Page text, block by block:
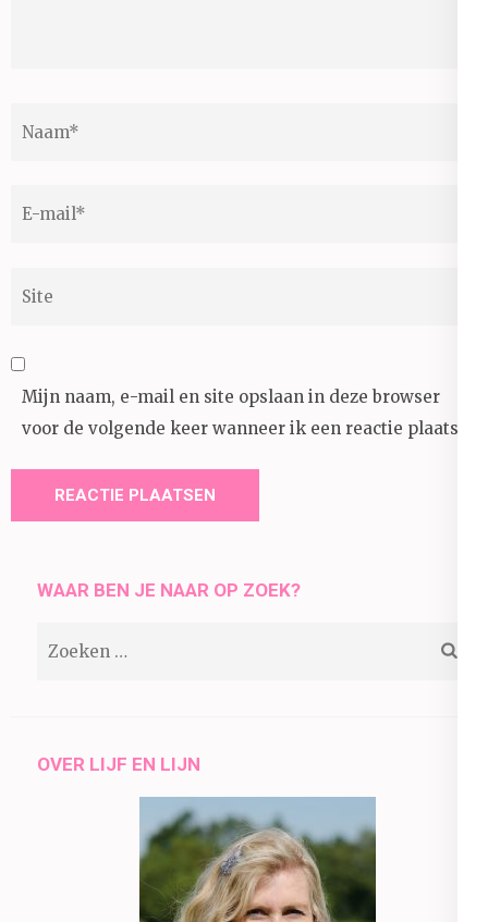
Mijn naam, e-mail en site opslaan in deze browser
voor de volgende keer wanneer ik een reactie plaats.
WAAR BEN JE NAAR OP ZOEK?
OVER LIJF EN LIJN